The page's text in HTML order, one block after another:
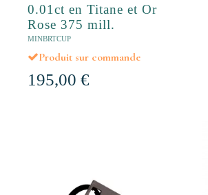
0.01ct en Titane et Or
Rose 375 mill.
MINBRTCUP
Produit sur commande
195,00 €